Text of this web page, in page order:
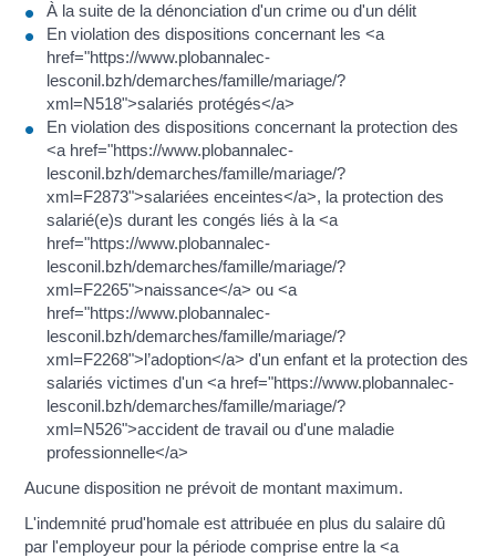
À la suite de la dénonciation d'un crime ou d'un délit
En violation des dispositions concernant les <a
href="https://www.plobannalec-
lesconil.bzh/demarches/famille/mariage/?
xml=N518">salariés protégés</a>
En violation des dispositions concernant la protection des
<a href="https://www.plobannalec-
lesconil.bzh/demarches/famille/mariage/?
xml=F2873">salariées enceintes</a>, la protection des
salarié(e)s durant les congés liés à la <a
href="https://www.plobannalec-
lesconil.bzh/demarches/famille/mariage/?
xml=F2265">naissance</a> ou <a
href="https://www.plobannalec-
lesconil.bzh/demarches/famille/mariage/?
xml=F2268">l’adoption</a> d'un enfant et la protection des
salariés victimes d'un <a href="https://www.plobannalec-
lesconil.bzh/demarches/famille/mariage/?
xml=N526">accident de travail ou d'une maladie
professionnelle</a>
Aucune disposition ne prévoit de montant maximum.
L'indemnité prud'homale est attribuée en plus du salaire dû
par l'employeur pour la période comprise entre la <a